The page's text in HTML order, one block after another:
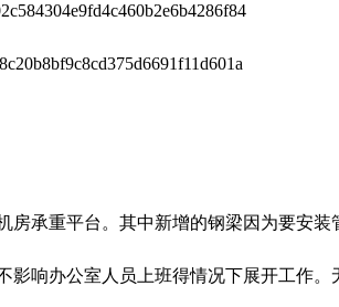
承重平台。其中新增的钢梁因为要安
响办公室人员上班得情况下展开工作。